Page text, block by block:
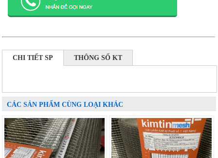
CHI TIẾT SP THÔNG SỐ KT
CÁC SẢN PHẨM CÙNG LOẠI KHÁC